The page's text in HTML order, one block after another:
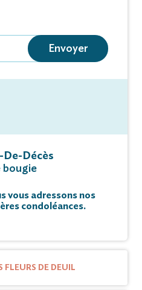
Envoyer
De-Décès
bougie
vous adressons nos
condoléances.
FLEURS DE DEUIL